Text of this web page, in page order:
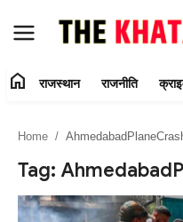
Contact Us
राजस्थान
home राजस्थान राजनीति
Home
Tag: